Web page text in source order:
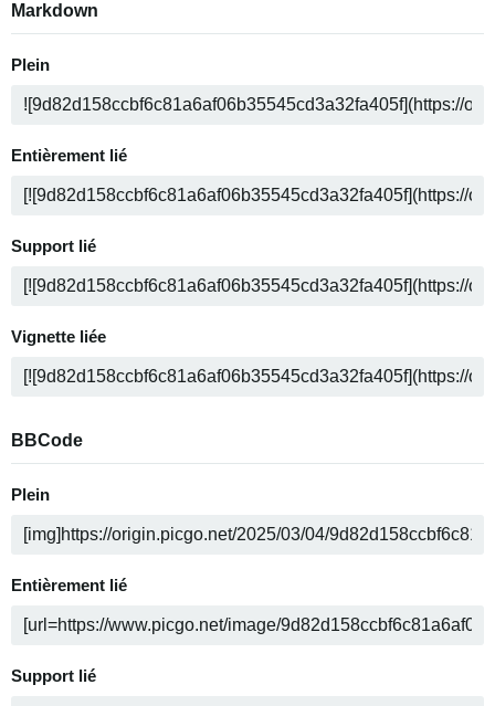
Markdown
Plein
Entièrement lié
Support lié
Vignette liée
BBCode
Plein
Entièrement lié
Support lié